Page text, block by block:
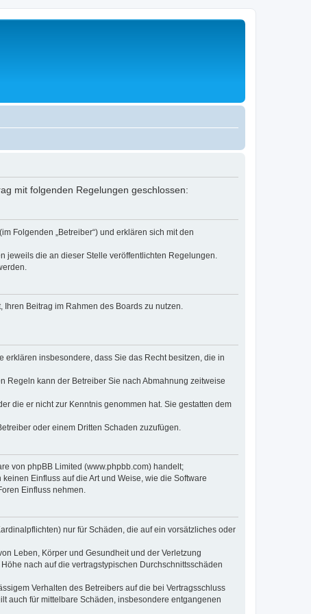
mit folgenden Regelungen geschlossen:
Folgenden „Betreiber“) und erklären sich mit den
jeweils die an dieser Stelle veröffentlichten Regelungen.
Beitrag im Rahmen des Boards zu nutzen.
insbesondere, dass Sie das Recht besitzen, die in
Regeln kann der Betreiber Sie nach Abmahnung zeitweise
die er nicht zur Kenntnis genommen hat. Sie gestatten dem
oder einem Dritten Schaden zuzufügen.
von phpBB Limited (www.phpbb.com) handelt;
Einfluss auf die Art und Weise, wie die Software
Einfluss nehmen.
nur für Schäden, die auf ein vorsätzliches oder
Leben, Körper und Gesundheit und der Verletzung
nach auf die vertragstypischen Durchschnittsschäden
Verhalten des Betreibers auf die bei Vertragsschluss
auch für mittelbare Schäden, insbesondere entgangenen